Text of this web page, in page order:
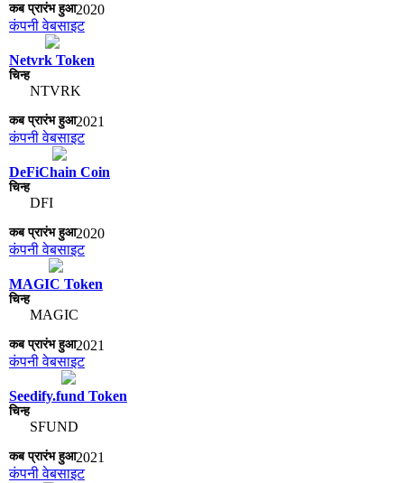
2020
कंपनी वेबसाइट
Netvrk Token
NTVRK
2021
कंपनी वेबसाइट
DeFiChain Coin
DFI
2020
कंपनी वेबसाइट
MAGIC Token
MAGIC
2021
कंपनी वेबसाइट
Seedify.fund Token
SFUND
2021
कंपनी वेबसाइट